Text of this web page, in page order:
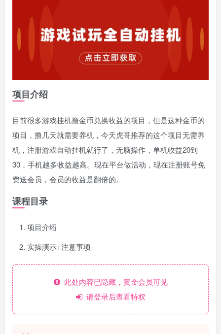
项目介绍
目前很多游戏挂机撸金币兑换收益的项目，但是这种金币的
项目，撸几天就需要养机，今天虎哥推荐的这个项目无需养
机，注册游戏自动挂机就行了，无脑操作，单机收益20到
30，手机越多收益越高。现在平台做活动，现在注册账号免
费送会员，会员的收益是翻倍的。
课程目录
项目介绍
实操演示+注意事项
此处内容已隐藏，黄金会员可见
请登录后查看特权